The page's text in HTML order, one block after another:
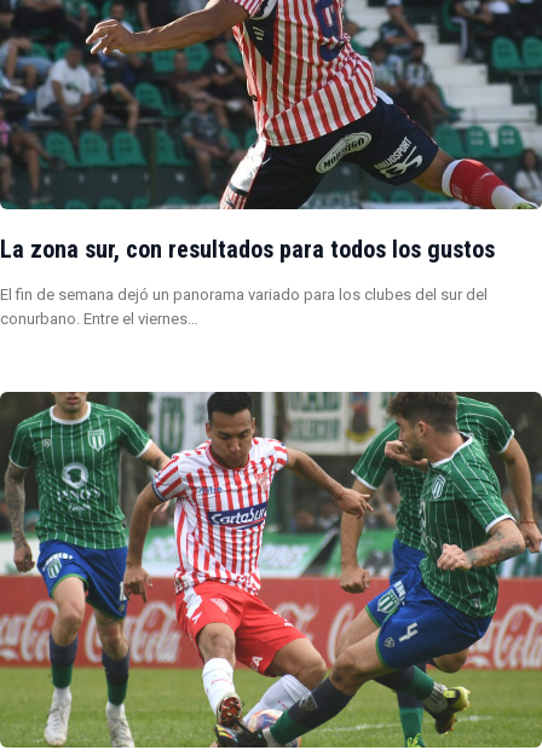
La zona sur, con resultados para todos los gustos
El fin de semana dejó un panorama variado para los clubes del sur del
conurbano. Entre el viernes…